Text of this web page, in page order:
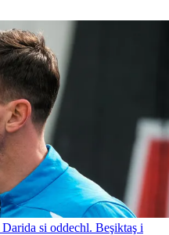
si oddechl. Beşiktaş i